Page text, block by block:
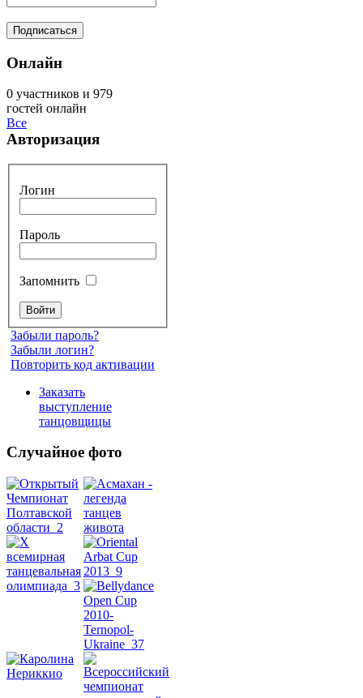
Онлайн
0 участников и 979
гостей онлайн
Все
Авторизация
Логин
Пароль
Запомнить
Забыли пароль?
Забыли логин?
Повторить код активации
Заказать
выступление
танцовщицы
Случайное фото
видео